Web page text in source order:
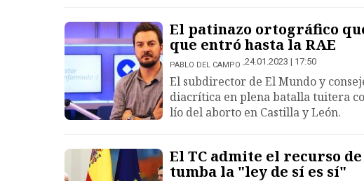
El patinazo ortográfico
que entró hasta la RAE
PABLO DEL CAMPO 24.01.2023 | 17:50
El subdirector de El Mundo y
diacrítica en plena batalla tuitera
lío del aborto en Castilla y León.
El TC admite el recurso
tumba la "ley de sí es sí"